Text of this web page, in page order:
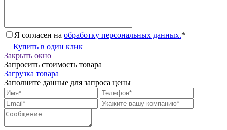
Я согласен на обработку персональных данных.*
Купить в один клик
Закрыть окно
Запросить стоимость товара
Загрузка товара
Заполните данные для запроса цены